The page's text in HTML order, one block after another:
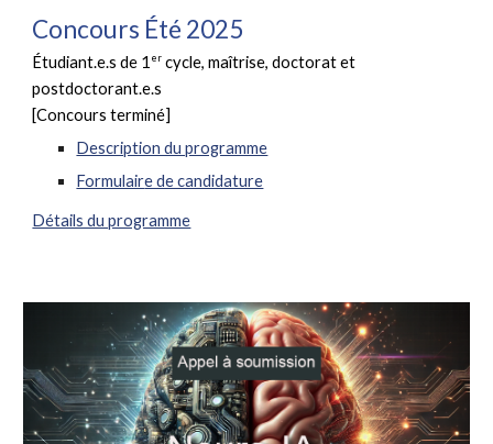
Concours Été 2025
Étudiant.e.s de 1 er cycle, maîtrise, doctorat et
postdoctorant.e.s
[Concours terminé]
Description du programme
Formulaire de candidature
Détails du programme